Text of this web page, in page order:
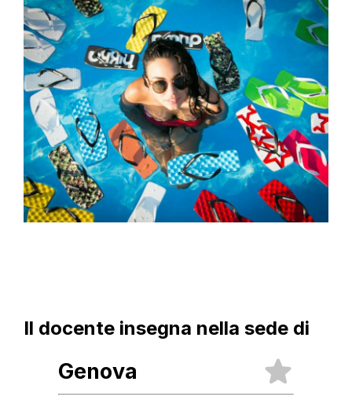
Il docente insegna nella sede di
Genova